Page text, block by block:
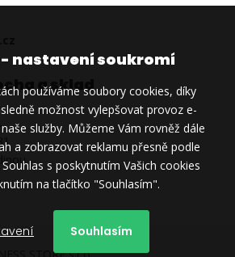
a sklad
- nastavení soukromí
používáme soubory cookies, díky
možnost vylepšovat provoz e-
služby. Můžeme Vám rovněž dále
a zobrazovat reklamu přesně podle
s poskytnutím Vašich cookies
na tlačítko "Souhlasím".
Souhlasím